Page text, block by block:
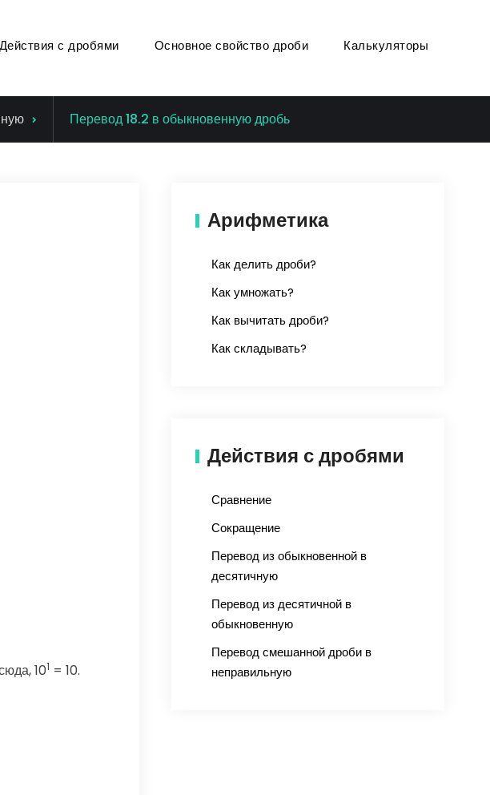
Действия с дробями Основное свойство дроби Калькуляторы
Перевод 18.2 в обыкновенную дробь
101 = 10.
Арифметика
Как делить дроби?
Как умножать?
Как вычитать дроби?
Как складывать?
Действия с дробями
Сравнение
Сокращение
Перевод из обыкновенной в
десятичную
Перевод из десятичной в
обыкновенную
Перевод смешанной дроби в
неправильную